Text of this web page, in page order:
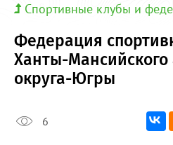
Спортивные клубы и
Федерация
Ханты-Мансийского
округа-Югры
6